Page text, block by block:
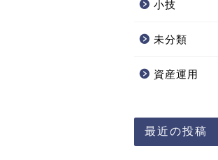
小技
未分類
資産運用
最近の投稿